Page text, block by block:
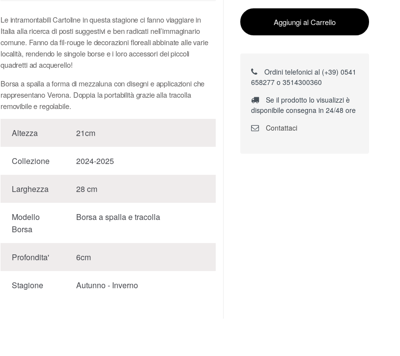
Le intramontabili Cartoline in questa stagione ci fanno viaggiare in
Italia alla ricerca di posti suggestivi e ben radicati nell’immaginario
comune. Fanno da fil-rouge le decorazioni floreali abbinate alle varie
località, rendendo le singole borse e i loro accessori dei piccoli
quadretti ad acquerello!
Borsa a spalla a forma di mezzaluna con disegni e applicazioni che
rappresentano Verona. Doppia la portabilità grazie alla tracolla
removibile e regolabile.
Altezza 21cm
Collezione 2024-2025
Larghezza 28 cm
Modello
Borsa
Borsa a spalla e tracolla
Profondita' 6cm
Stagione Autunno - Inverno
Aggiungi al Carrello
Ordini telefonici al (+39) 0541
658277 o 3514300360
Se il prodotto lo visualizzi è
disponibile consegna in 24/48 ore
Contattaci